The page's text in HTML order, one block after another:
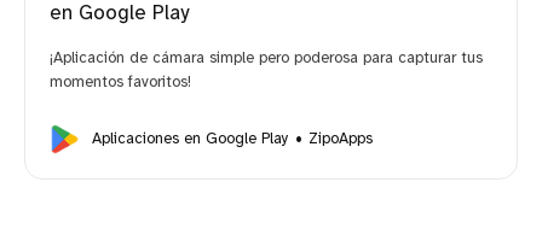
en Google Play
¡Aplicación de cámara simple pero poderosa para capturar tus
momentos favoritos!
Aplicaciones en Google Play ZipoApps